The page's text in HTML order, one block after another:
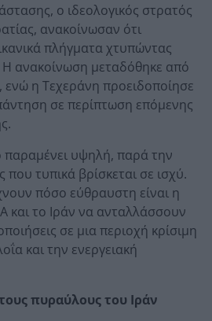
ο ιδεολογικός στρατός
ανακοίνωσαν ότι
πλήγματα χτυπώντας
Η ανακοίνωση μεταδόθηκε από
ενώ η Τεχεράνη προειδοποίησε
σε περίπτωση επόμενης
υψηλή, παρά την
τυπικά βρίσκεται σε ισχύ.
πόσο εύθραυστη είναι η
και το Ιράν να ανταλλάσσουν
σε μια περιοχή κρίσιμη
και την ενεργειακή
πυραύλους του Ιράν